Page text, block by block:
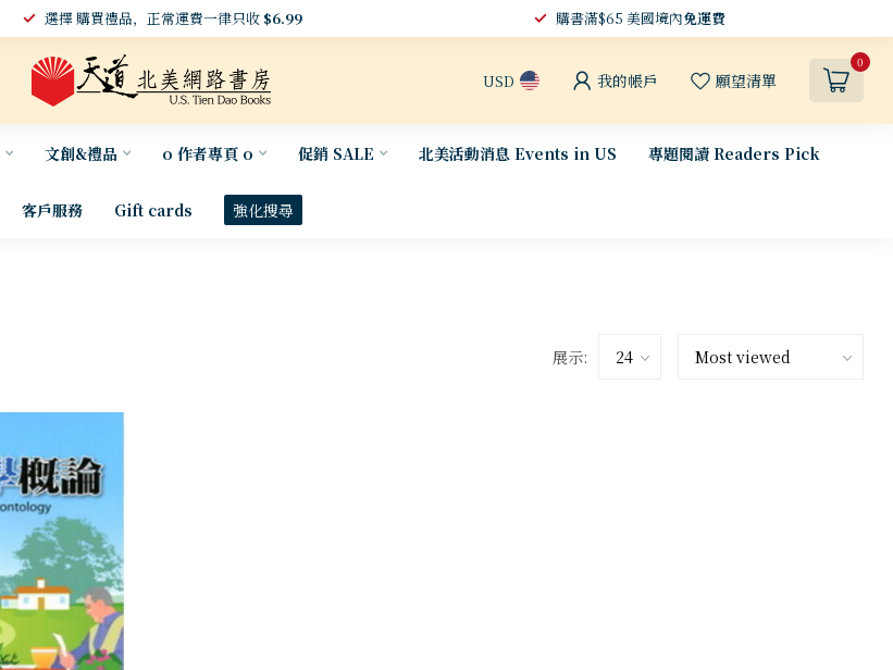
選擇 購買禮品，正常運費一律只收 $6.99 購書滿$65 美國境內免運費
USD 我的帳戶 願望清單
0
文創&禮品 o 作者專頁 o 促銷 SALE 北美活動消息 Events in US 專題閱讀 Readers Pick
客戶服務 Gift cards 強化搜尋
展示: